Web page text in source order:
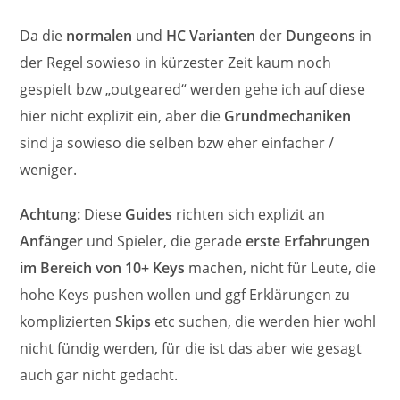
Da die normalen und HC Varianten der Dungeons in
der Regel sowieso in kürzester Zeit kaum noch
gespielt bzw „outgeared“ werden gehe ich auf diese
hier nicht explizit ein, aber die Grundmechaniken
sind ja sowieso die selben bzw eher einfacher /
weniger.
Achtung: Diese Guides richten sich explizit an
Anfänger und Spieler, die geradeerste Erfahrungen
im Bereich von 10+ Keys machen, nicht für Leute, die
hohe Keys pushen wollen und ggf Erklärungen zu
kompliziertenSkips etc suchen, die werden hier wohl
nicht fündig werden, für die ist das aber wie gesagt
auch gar nicht gedacht.